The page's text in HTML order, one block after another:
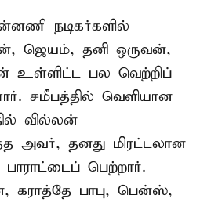
நடிகர்களில்
ஜெயம், தனி ஒருவன்,
உள்ளிட்ட பல வெற்றிப்
சமீபத்தில் வெளியான
வில்லன்
அவர், தனது மிரட்டலான
பாராட்டைப் பெற்றார்.
கராத்தே பாபு, பென்ஸ்,